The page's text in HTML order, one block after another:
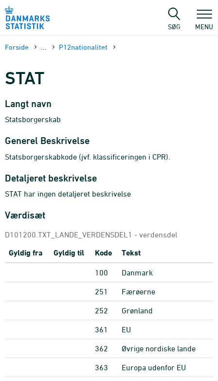
sidens
SØG MENU
Forside P12nationalitet
STAT
Langt navn
Statsborgerskab
Generel Beskrivelse
Statsborgerskabkode (jvf. klassificeringen i CPR).
Detaljeret beskrivelse
STAT har ingen detaljeret beskrivelse
Værdisæt
D101200.TXT_LANDE_VERDENSDEL1 - verdensdel
Gyldig fra Gyldig til Kode Tekst
100 Danmark
251 Færøerne
252 Grønland
361 EU
362 Øvrige nordiske lande
363 Europa udenfor EU